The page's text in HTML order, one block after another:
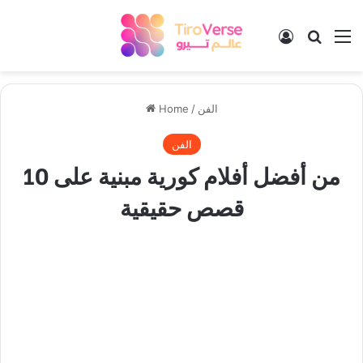
Log In
Home / الفن
الفن
10 من أفضل أفلام كورية مبنية على
قصص حقيقية